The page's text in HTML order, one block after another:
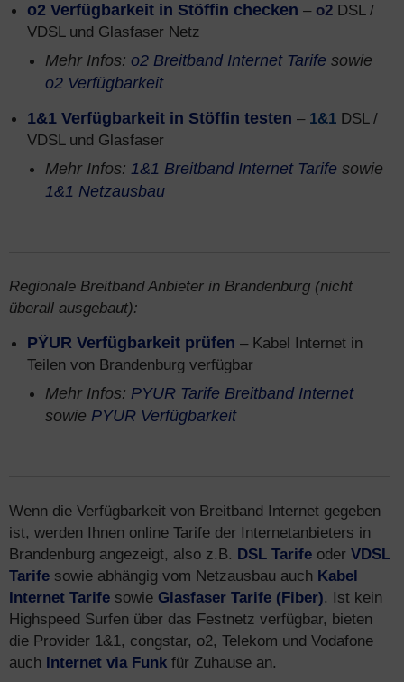
o2 Verfügbarkeit in Stöffin checken – o2 DSL /
VDSL und Glasfaser Netz
Mehr Infos: o2 Breitband Internet Tarife sowie
o2 Verfügbarkeit
1&1 Verfügbarkeit in Stöffin testen – 1&1 DSL /
VDSL und Glasfaser
Mehr Infos: 1&1 Breitband Internet Tarife sowie
1&1 Netzausbau
Regionale Breitband Anbieter in Brandenburg (nicht
überall ausgebaut):
PŸUR Verfügbarkeit prüfen – Kabel Internet in
Teilen von Brandenburg verfügbar
Mehr Infos: PYUR Tarife Breitband Internet
sowie PYUR Verfügbarkeit
Wenn die Verfügbarkeit von Breitband Internet gegeben
ist, werden Ihnen online Tarife der Internetanbieters in
Brandenburg angezeigt, also z.B. DSL Tarife oder VDSL
Tarife sowie abhängig vom Netzausbau auch Kabel
Internet Tarife sowie Glasfaser Tarife (Fiber). Ist kein
Highspeed Surfen über das Festnetz verfügbar, bieten
die Provider 1&1, congstar, o2, Telekom und Vodafone
auch Internet via Funk für Zuhause an.